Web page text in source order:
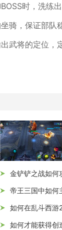
时，洗练
骑，保证部队
武将的定位，
金铲铲之战如何
帝王三国中如何
如何在乱斗西游
如何才能获得创